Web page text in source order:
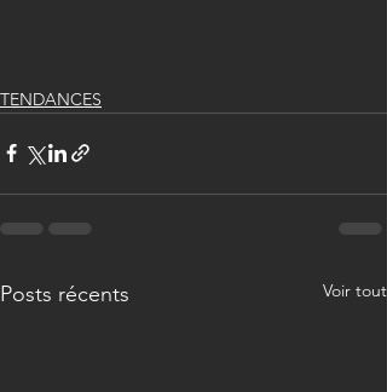
TENDANCES
Posts récents Voir tout